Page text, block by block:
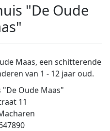
"De Oude
Maas, een schitterende
van 1 - 12 jaar oud.
Oude Maas"
11